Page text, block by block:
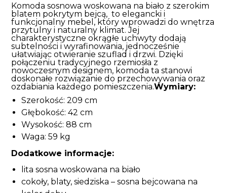
Komoda sosnowa woskowana na biało z szerokim
blatem pokrytym bejcą, to elegancki i
funkcjonalny mebel, który wprowadzi do wnętrza
przytulny i naturalny klimat. Jej
charakterystyczne okrągłe uchwyty dodają
subtelności i wyrafinowania, jednocześnie
ułatwiając otwieranie szuflad i drzwi. Dzięki
połączeniu tradycyjnego rzemiosła z
nowoczesnym designem, komoda ta stanowi
doskonałe rozwiązanie do przechowywania oraz
ozdabiania każdego pomieszczenia.Wymiary:
Szerokość: 209 cm
Głębokość: 42 cm
Wysokość: 88 cm
Waga: 59 kg
Dodatkowe informacje:
lita sosna woskowana na biało
cokoły, blaty, siedziska – sosna bejcowana na